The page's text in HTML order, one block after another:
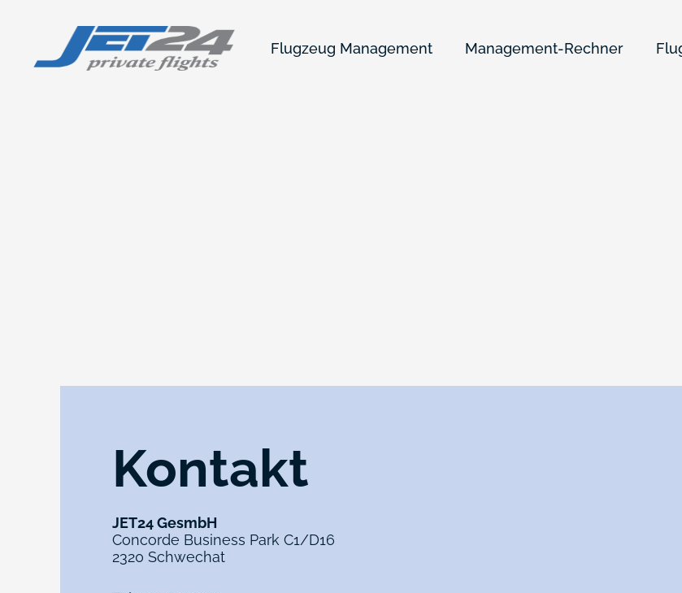
Flugzeug Management Management-Rechner
Kontakt
JET24 GesmbH
Concorde Business Park C1/D16
2320 Schwechat